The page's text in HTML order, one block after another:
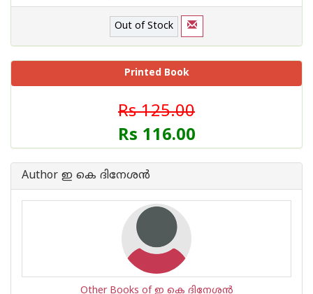
Out of Stock
Printed Book
Rs 125.00
Rs 116.00
Author ഇ കെ ദിനേശ‌ന്‍
Other Books of ഇ കെ ദിനേശ‌ന്‍